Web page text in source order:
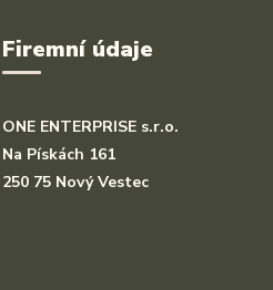
Firemní údaje
ONE ENTERPRISE s.r.o.
Na Pískách 161
250 75 Nový Vestec